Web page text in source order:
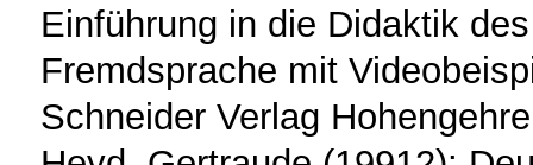
Einführung in die Didaktik
Fremdsprache mit
Schneider Verlag